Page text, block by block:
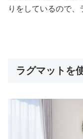
りをしているので、
ラグマットを